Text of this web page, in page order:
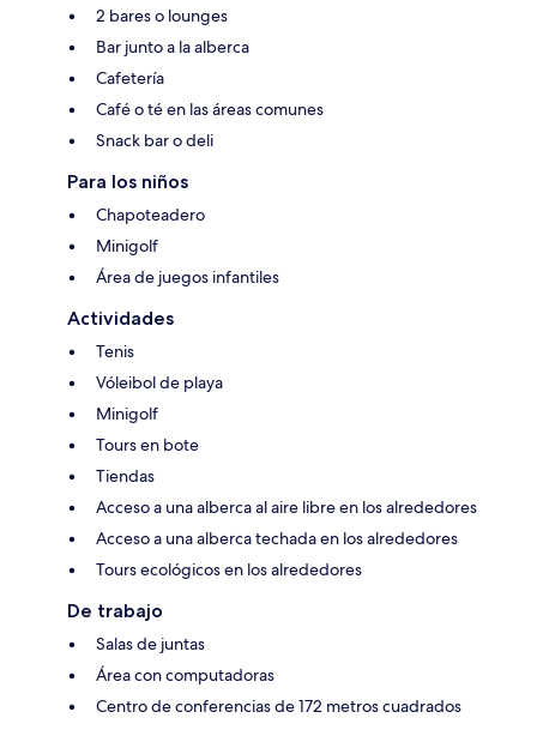
2 bares o lounges
Bar junto a la alberca
Cafetería
Café o té en las áreas comunes
Snack bar o deli
Para los niños
Chapoteadero
Minigolf
Área de juegos infantiles
Actividades
Tenis
Vóleibol de playa
Minigolf
Tours en bote
Tiendas
Acceso a una alberca al aire libre en los alrededores
Acceso a una alberca techada en los alrededores
Tours ecológicos en los alrededores
De trabajo
Salas de juntas
Área con computadoras
Centro de conferencias de 172 metros cuadrados